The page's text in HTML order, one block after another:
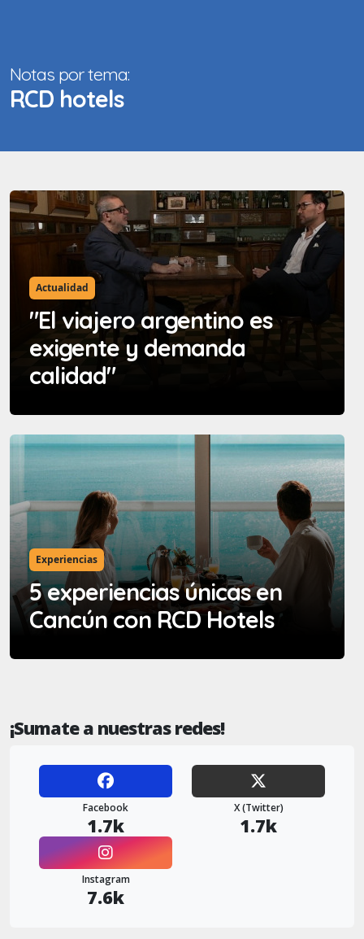
Notas por tema:
RCD hotels
Actualidad
"El viajero argentino es
exigente y demanda
calidad"
Experiencias
5 experiencias únicas en
Cancún con RCD Hotels
¡Sumate a nuestras redes!
Facebook
1.7k
X (Twitter)
1.7k
Instagram
7.6k